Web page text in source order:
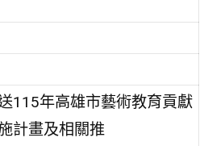
115年高雄市藝術教育貢獻
計畫及相關推